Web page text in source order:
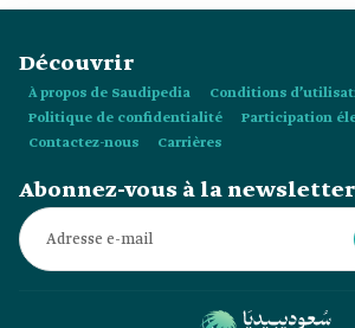
Découvrir
À propos de Saudipedia
Conditions
Politique de confidentialité
Participation
Contactez-nous
Carrières
Abonnez-vous à la newsletter